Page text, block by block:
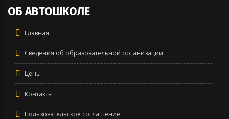
ОБ АВТОШКОЛЕ
Главная
Сведения об образовательной организации
Цены
Контакты
Пользовательское соглашение